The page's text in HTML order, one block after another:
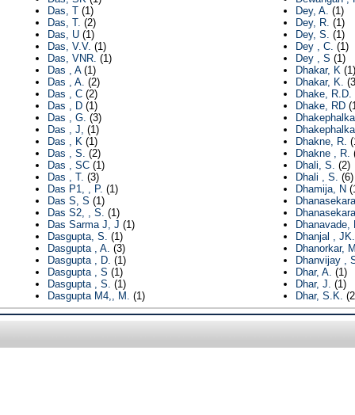
Das, T(1)
Das, T. (2)
Das, U(1)
Das, V.V. (1)
Das, VNR. (1)
Das , A(1)
Das , A. (2)
Das , C(2)
Das , D(1)
Das , G. (3)
Das , J, (1)
Das , K(1)
Das , S. (2)
Das , SC(1)
Das , T. (3)
Das P1, , P. (1)
Das S, S (1)
Das S2, , S. (1)
Das Sarma J, J (1)
Dasgupta, S. (1)
Dasgupta , A. (3)
Dasgupta , D. (1)
Dasgupta , S (1)
Dasgupta , S. (1)
Dasgupta M4,, M. (1)
Dey, A. (1)
Dey, R. (1)
Dey, S. (1)
Dey , C. (1)
Dey , S (1)
Dhakar, K(1)
Dhakar, K.
Dhake, R.D.
Dhake, RD
Dhakne, R.
Dhakne , R.
Dhali, S. (2)
Dhali , S. (6)
Dhamija, N
Dhanavade,
Dhanjal , JK.
Dhanorkar,
Dhanvijay ,
Dhar, A. (1)
Dhar, J. (1)
Dhar, S.K.